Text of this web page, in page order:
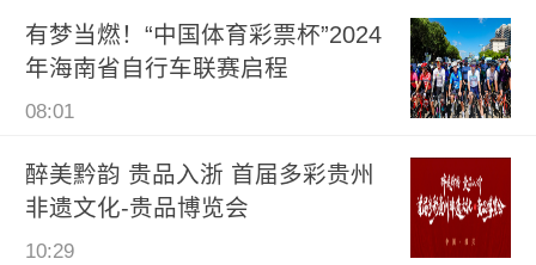
有梦当燃！“中国体育彩票杯”2024
年海南省自行车联赛启程
08:01
醉美黔韵 贵品入浙 首届多彩贵州
非遗文化-贵品博览会
10:29